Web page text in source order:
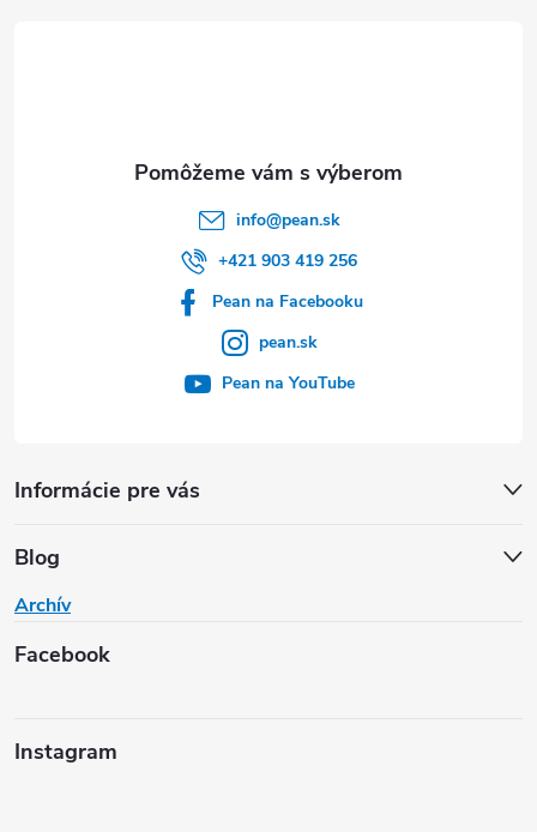
Informácie pre vás
Blog
Archív
Facebook
info@pean.sk
+421 903 419 256
Pean na Facebooku
pean.sk
Pean na YouTube
Instagram